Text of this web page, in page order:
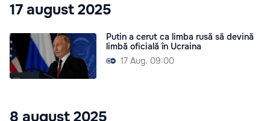
17 august 2025
Putin a cerut ca limba rusă să devină
limbă oficială în Ucraina
17 Aug. 09:00
8 august 2025